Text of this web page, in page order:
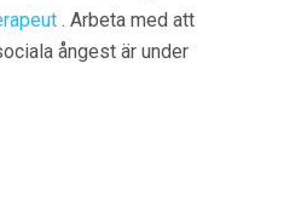
. Arbeta med att
ångest är under